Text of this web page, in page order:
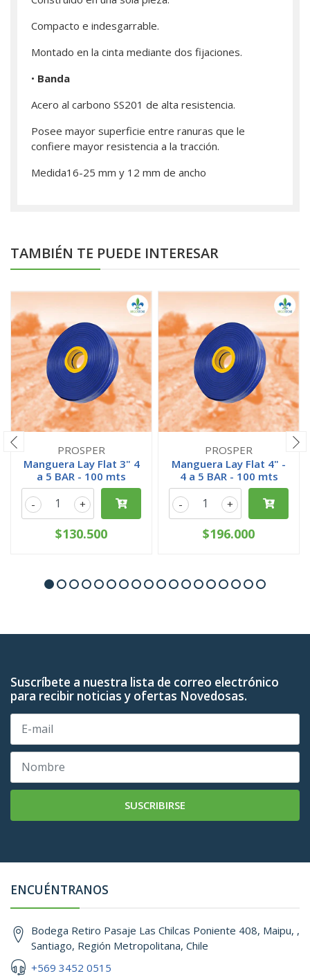
Compacto e indesgarrable.
Montado en la cinta mediante dos fijaciones.
• Banda
Acero al carbono SS201 de alta resistencia.
Posee mayor superficie entre ranuras que le
confiere mayor resistencia a la tracción.
Medida16-25 mm y 12 mm de ancho
TAMBIÉN TE PUEDE INTERESAR
PROSPER
Manguera Lay Flat 3" 4
a 5 BAR - 100 mts
+
-
$130.500
PROSPER
Manguera Lay Flat 4" -
4 a 5 BAR - 100 mts
+
-
$196.000
Suscríbete a nuestra lista de correo electrónico
para recibir noticias y ofertas Novedosas.
SUSCRIBIRSE
ENCUÉNTRANOS
Bodega Retiro Pasaje Las Chilcas Poniente 408, Maipu, ,
Santiago, Región Metropolitana, Chile
+569 3452 0515